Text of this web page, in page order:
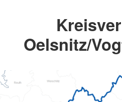
Oelsnitz/